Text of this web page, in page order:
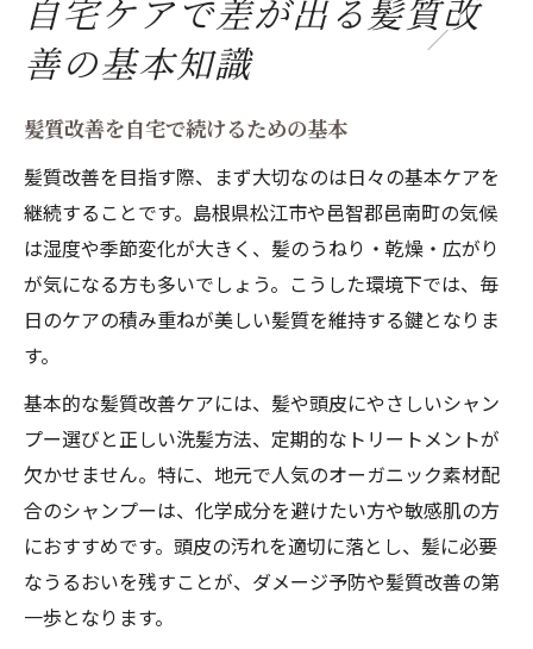
自宅ケアで差が出る髪質改
善の基本知識
髪質改善を自宅で続けるための基本
髪質改善を目指す際、まず大切なのは日々の基本ケアを
継続することです。島根県松江市や邑智郡邑南町の気候
は湿度や季節変化が大きく、髪のうねり・乾燥・広がり
が気になる方も多いでしょう。こうした環境下では、毎
日のケアの積み重ねが美しい髪質を維持する鍵となりま
す。
基本的な髪質改善ケアには、髪や頭皮にやさしいシャン
プー選びと正しい洗髪方法、定期的なトリートメントが
欠かせません。特に、地元で人気のオーガニック素材配
合のシャンプーは、化学成分を避けたい方や敏感肌の方
におすすめです。頭皮の汚れを適切に落とし、髪に必要
なうるおいを残すことが、ダメージ予防や髪質改善の第
一歩となります。